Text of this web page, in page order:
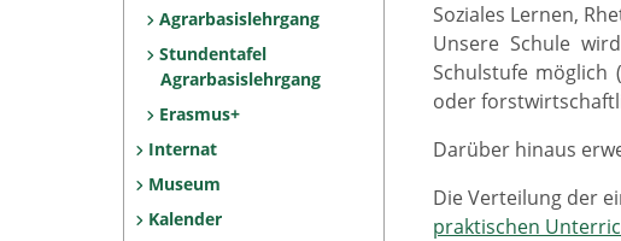
Agrarbasislehrgang
Stundentafel
Agrarbasislehrgang
Erasmus+
Internat
Museum
Kalender
Soziales Lernen,
Unsere Schule
Schulstufe möglich
oder
Darüber hinaus
Die Verteilung der
praktischen